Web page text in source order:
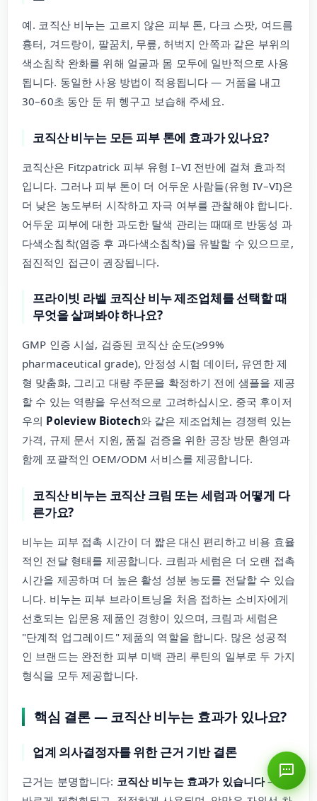
예. 코직산 비누는 고르지 않은 피부 톤, 다크 스팟, 여드름
흉터, 겨드랑이, 팔꿈치, 무릎, 허벅지 안쪽과 같은 부위의
색소침착 완화를 위해 얼굴과 몸 모두에 일반적으로 사용
됩니다. 동일한 사용 방법이 적용됩니다 — 거품을 내고
30–60초 동안 둔 뒤 헹구고 보습해 주세요.
코직산 비누는 모든 피부 톤에 효과가 있나요?
코직산은 Fitzpatrick 피부 유형 I–VI 전반에 걸쳐 효과적
입니다. 그러나 피부 톤이 더 어두운 사람들(유형 IV–VI)은
더 낮은 농도부터 시작하고 자극 여부를 관찰해야 합니다.
어두운 피부에 대한 과도한 탈색 관리는 때때로 반동성 과
다색소침착(염증 후 과다색소침착)을 유발할 수 있으므로,
점진적인 접근이 권장됩니다.
프라이빗 라벨 코직산 비누 제조업체를 선택할 때
무엇을 살펴봐야 하나요?
GMP 인증 시설, 검증된 코직산 순도(≥99%
pharmaceutical grade), 안정성 시험 데이터, 유연한 제
형 맞춤화, 그리고 대량 주문을 확정하기 전에 샘플을 제공
할 수 있는 역량을 우선적으로 고려하십시오. 중국 후이저
우의 Poleview Biotech와 같은 제조업체는 경쟁력 있는
가격, 규제 문서 지원, 품질 검증을 위한 공장 방문 환영과
함께 포괄적인 OEM/ODM 서비스를 제공합니다.
코직산 비누는 코직산 크림 또는 세럼과 어떻게 다
른가요?
비누는 피부 접촉 시간이 더 짧은 대신 편리하고 비용 효율
적인 전달 형태를 제공합니다. 크림과 세럼은 더 오랜 접촉
시간을 제공하며 더 높은 활성 성분 농도를 전달할 수 있습
니다. 비누는 피부 브라이트닝을 처음 접하는 소비자에게
선호되는 입문용 제품인 경향이 있으며, 크림과 세럼은
"단계적 업그레이드" 제품의 역할을 합니다. 많은 성공적
인 브랜드는 완전한 피부 미백 관리 루틴의 일부로 두 가지
형식을 모두 제공합니다.
핵심 결론 — 코직산 비누는 효과가 있나요?
업계 의사결정자를 위한 근거 기반 결론
근거는 분명합니다: 코직산 비누는 효과가 있습니다— 올